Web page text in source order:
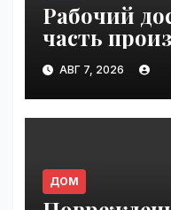
Рабочий
часть
VseTime.ru
АВГ 7, 2026
ДОМ